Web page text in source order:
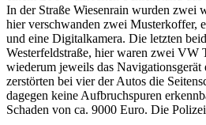
In der Straße Wiesenrain wurden zwei
hier verschwanden zwei Musterkoffer,
und eine Digitalkamera. Die letzten
Westerfeldstraße, hier waren zwei VW
wiederum jeweils das
zerstörten bei vier der Autos die
dagegen keine Aufbruchspuren
Schaden von ca. 9000 Euro. Die